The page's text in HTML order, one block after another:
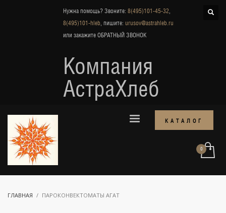
Нужна помощь? Звоните: 8(495)101-45-32,
8(495)101-hleb, пишите: urusov@astrahleb.ru
или закажите ОБРАТНЫЙ ЗВОНОК
Компания
АстраХлеб
КАТАЛОГ
ГЛАВНАЯ ПАРОКОНВЕКТОМАТЫ АГАТ